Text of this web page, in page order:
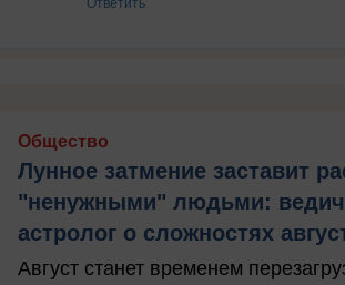
Общество
Лунное затмение заставит
"ненужными" людьми:
астролог о сложностях
Август станет временем